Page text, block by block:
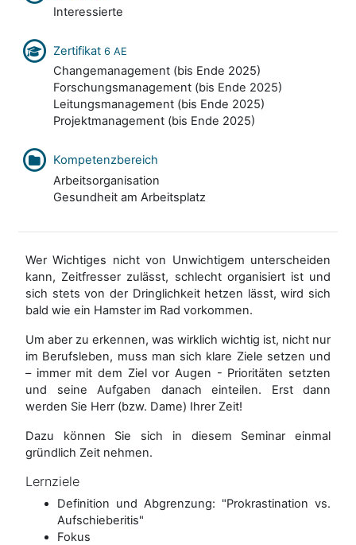
Interessierte
Zertifikat 6 AE
Changemanagement (bis Ende 2025)
Forschungsmanagement (bis Ende 2025)
Leitungsmanagement (bis Ende 2025)
Projektmanagement (bis Ende 2025)
Kompetenzbereich
Arbeitsorganisation
Gesundheit am Arbeitsplatz
Wer Wichtiges nicht von Unwichtigem unterscheiden
kann, Zeitfresser zulässt, schlecht organisiert ist und
sich stets von der Dringlichkeit hetzen lässt, wird sich
bald wie ein Hamster im Rad vorkommen.
Um aber zu erkennen, was wirklich wichtig ist, nicht nur
im Berufsleben, muss man sich klare Ziele setzen und
– immer mit dem Ziel vor Augen - Prioritäten setzten
und seine Aufgaben danach einteilen. Erst dann
werden Sie Herr (bzw. Dame) Ihrer Zeit!
Dazu können Sie sich in diesem Seminar einmal
gründlich Zeit nehmen.
Lernziele
Definition und Abgrenzung: "Prokrastination vs.
Aufschieberitis"
Fokus